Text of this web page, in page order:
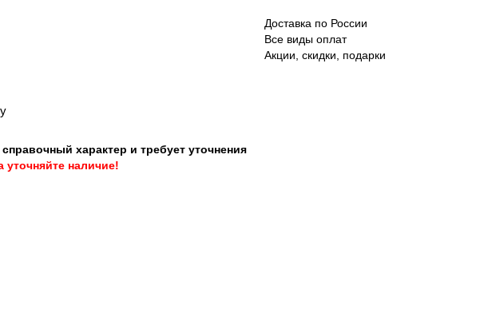
характер и требует уточнения
уточняйте наличие!
Доставка по России
Все виды оплат
Акции, скидки, подарки